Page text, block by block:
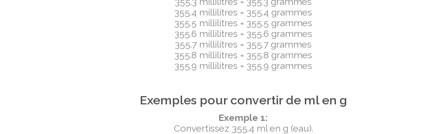
355.4 millilitres = 355.4 grammes
355.5 millilitres = 355.5 grammes
355.6 millilitres = 355.6 grammes
355.7 millilitres = 355.7 grammes
355.8 millilitres = 355.8 grammes
355.9 millilitres = 355.9 grammes
Exemples pour convertir de ml en g
Exemple 1:
Convertissez 355.4 ml en g (eau).